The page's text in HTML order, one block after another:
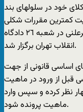
خود در سلولهای بند
رعايت کمترين مقررات شکلی
قانون و با قرار علنی بودن اما به نحو غيرعلنی در شعبه ٢٦ دادگاه
انقلاب تهران برگزار شد.
اساسی قانونی از جهت
قبل از ورود در ماهيت
نظر کرده و سپس وارد
ماهيت پرونده شود.